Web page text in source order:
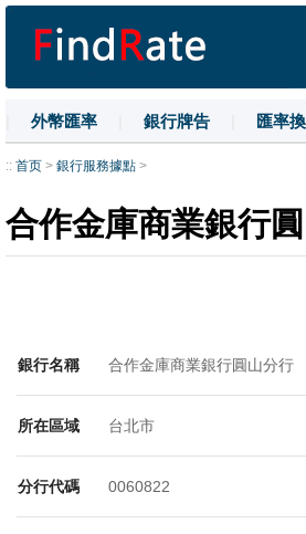
外幣匯率 銀行牌告 匯率
| 名詞解釋 | 換匯技巧
:: 首页 > 銀行服務據點 >
合作金庫商業銀行
銀行名稱 合作金庫商業銀行圓山分行
所在區域 台北市
分行代碼 0060822